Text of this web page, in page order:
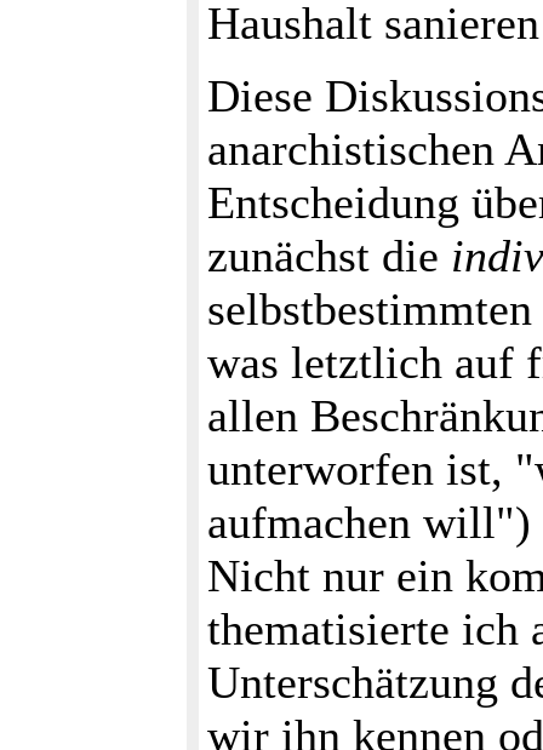
Haushalt
Diese
anarchistischen
Entscheidung
zunächst die
was letztlich auf
allen
unterworfen ist,
aufmachen will")
Nicht nur ein
thematisierte ich
Unterschätzung
wir ihn kennen